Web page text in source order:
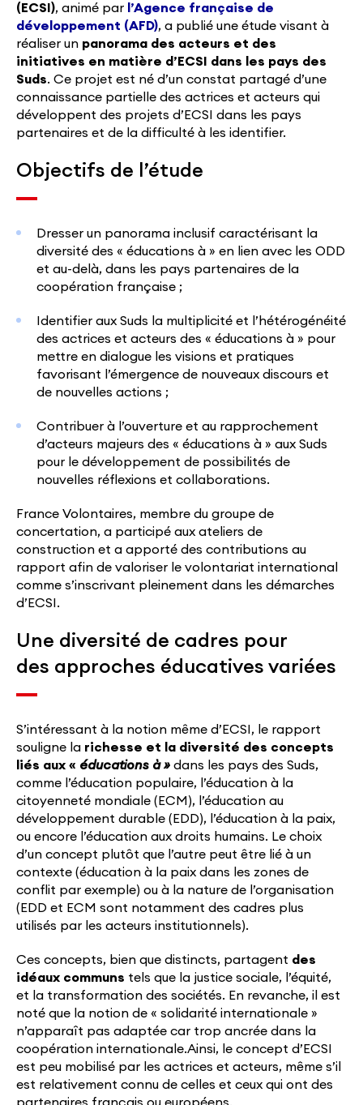
(ECSI), animé par l’Agence française de
développement (AFD), a publié une étude visant à
réaliser un panorama des acteurs et des
initiatives en matière d’ECSI dans les pays des
Suds. Ce projet est né d’un constat partagé d’une
connaissance partielle des actrices et acteurs qui
développent des projets d’ECSI dans les pays
partenaires et de la difficulté à les identifier.
Objectifs de l’étude
Dresser un panorama inclusif caractérisant la
diversité des « éducations à » en lien avec les ODD
et au-delà, dans les pays partenaires de la
coopération française ;
Identifier aux Suds la multiplicité et l’hétérogénéité
des actrices et acteurs des « éducations à » pour
mettre en dialogue les visions et pratiques
favorisant l’émergence de nouveaux discours et
de nouvelles actions ;
Contribuer à l’ouverture et au rapprochement
d’acteurs majeurs des « éducations à » aux Suds
pour le développement de possibilités de
nouvelles réflexions et collaborations.
France Volontaires, membre du groupe de
concertation, a participé aux ateliers de
construction et a apporté des contributions au
rapport afin de valoriser le volontariat international
comme s’inscrivant pleinement dans les démarches
d’ECSI.
Une diversité de cadres pour
des approches éducatives variées
S’intéressant à la notion même d’ECSI, le rapport
souligne la richesse et la diversité des concepts
liés aux « éducations à» dans les pays des Suds,
comme l’éducation populaire, l’éducation à la
citoyenneté mondiale (ECM), l’éducation au
développement durable (EDD), l’éducation à la paix,
ou encore l’éducation aux droits humains. Le choix
d’un concept plutôt que l’autre peut être lié à un
contexte (éducation à la paix dans les zones de
conflit par exemple) ou à la nature de l’organisation
(EDD et ECM sont notamment des cadres plus
utilisés par les acteurs institutionnels).
Ces concepts, bien que distincts, partagent des
idéaux communs tels que la justice sociale, l’équité,
et la transformation des sociétés. En revanche, il est
noté que la notion de « solidarité internationale »
n’apparaît pas adaptée car trop ancrée dans la
coopération internationale.Ainsi, le concept d’ECSI
est peu mobilisé par les actrices et acteurs, même s’il
est relativement connu de celles et ceux qui ont des
partenaires français ou européens.